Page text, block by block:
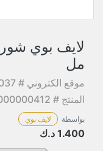
مل
موقع الكتروني # 21037
المنتج # 7000000412
بواسطة لايف بوي
1.400 د.ك